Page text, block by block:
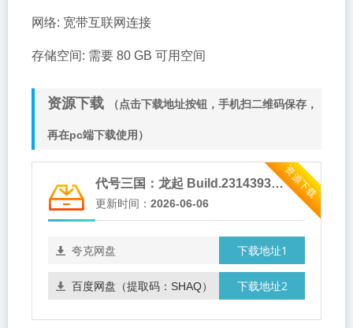
网络: 宽带互联网连接
存储空间: 需要 80 GB 可用空间
资源下载 （点击下载地址按钮，手机扫二维码保存，
再在pc端下载使用）
资源下载
代号三国：龙起 Build.23143939（The Three Kingdoms Rebirth）免安装中文版
更新时间： 2026-06-06
下载地址1
夸克网盘
下载地址2
百度网盘（提取码：SHAQ）